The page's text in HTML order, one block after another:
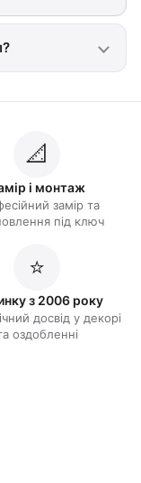
📐
і монтаж
замір та
під ключ
⭐
з 2006 року
досвід у декорі
оздобленні